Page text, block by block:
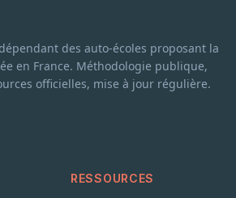
des auto-écoles proposant la
en France. Méthodologie publique,
officielles, mise à jour régulière.
RESSOURCES